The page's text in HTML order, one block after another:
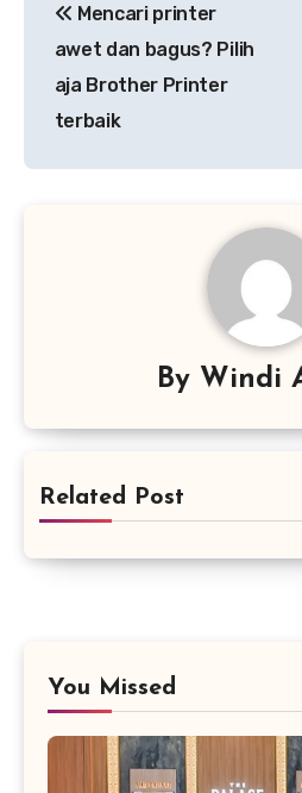
pos
Mencari printer
awet dan bagus? Pilih
aja Brother Printer
terbaik
By Windi
Related Post
You Missed